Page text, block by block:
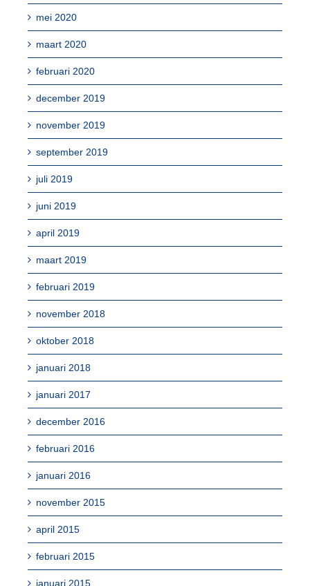
mei 2020
maart 2020
februari 2020
december 2019
november 2019
september 2019
juli 2019
juni 2019
april 2019
maart 2019
februari 2019
november 2018
oktober 2018
januari 2018
januari 2017
december 2016
februari 2016
januari 2016
november 2015
april 2015
februari 2015
januari 2015